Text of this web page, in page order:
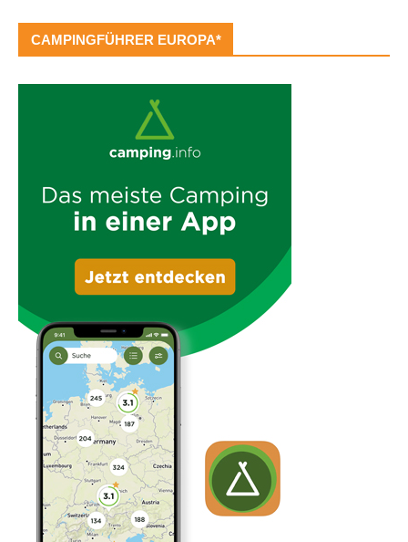
CAMPINGFÜHRER EUROPA*